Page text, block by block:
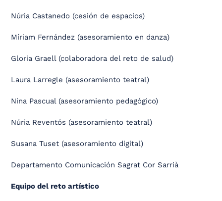
Núria Castanedo (cesión de espacios)
Míriam Fernández (asesoramiento en danza)
Gloria Graell (colaboradora del reto de salud)
Laura Larregle (asesoramiento teatral)
Nina Pascual (asesoramiento pedagógico)
Núria Reventós (asesoramiento teatral)
Susana Tuset (asesoramiento digital)
Departamento Comunicación Sagrat Cor Sarrià
Equipo del reto artístico